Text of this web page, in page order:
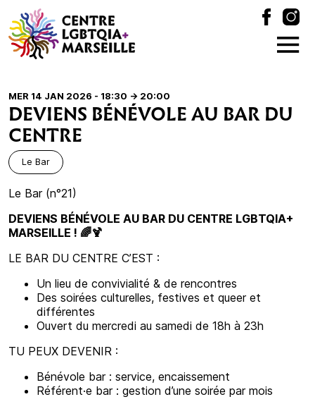
MER 14 JAN 2026 - 18:30 -> 20:00
DEVIENS BÉNÉVOLE AU BAR DU
CENTRE
Le Bar
Le Bar (n°21)
DEVIENS BÉNÉVOLE AU BAR DU CENTRE LGBTQIA+
MARSEILLE ! 🌈🍹
LE BAR DU CENTRE C’EST :
Un lieu de convivialité & de rencontres
Des soirées culturelles, festives et queer et
différentes
Ouvert du mercredi au samedi de 18h à 23h
TU PEUX DEVENIR :
Bénévole bar : service, encaissement
Référent·e bar : gestion d’une soirée par mois